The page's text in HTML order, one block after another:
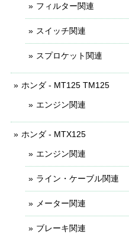
フィルター関連
スイッチ関連
スプロケット関連
ホンダ - MT125 TM125
エンジン関連
ホンダ - MTX125
エンジン関連
ライン・ケーブル関連
メーター関連
ブレーキ関連